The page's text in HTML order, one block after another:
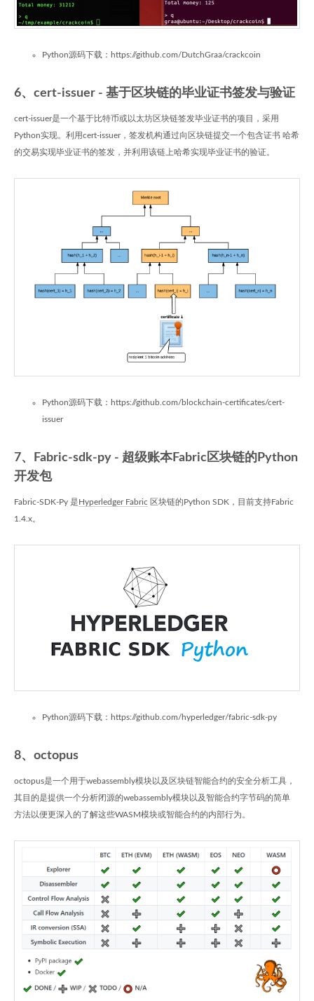
Python源码下载：https://github.com/DutchGraa/crackcoin
6、cert-issuer - 基于区块链的毕业证书签发与验证
cert-issuer是一个基于比特币或以太坊区块链签发毕业证书的项目，采用
Python实现。利用cert-issuer，签发机构通过向区块链提交一个包含证书 哈希
的交易实现毕业证书的签发，并利用该链上哈希实现毕业证书的验证。
Python源码下载：https://github.com/blockchain-certificates/cert-
issuer
7、Fabric-sdk-py - 超级账本Fabric区块链的Python
开发包
Fabric-SDK-Py 是Hyperledger Fabric 区块链的Python SDK，目前支持Fabric
1.4.x。
Python源码下载：https://github.com/hyperledger/fabric-sdk-py
8、octopus
octopus是一个用于webassembly模块以及区块链智能合约的安全分析工具，
其目的是提供一个分析闭源的webassembly模块以及智能合约字节码的简单
方法以便更深入的了解这些WASM模块或智能合约的内部行为。